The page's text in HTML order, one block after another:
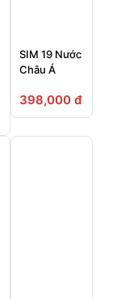
SIM 19 Nước
Châu Á
398,000 đ